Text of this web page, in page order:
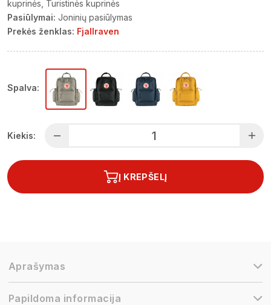
kuprinės Turistinės kuprinės
Pasiūlymai: Joninių pasiūlymas
Prekės ženklas: Fjallraven
Spalva:
Kiekis:
Į KREPŠELĮ
Aprašymas
Papildoma informacija